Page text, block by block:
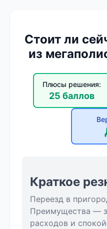
Стоит ли
из
Плюсы решения:
25 баллов
Краткое
Переезд в
Преимущества —
расходов и